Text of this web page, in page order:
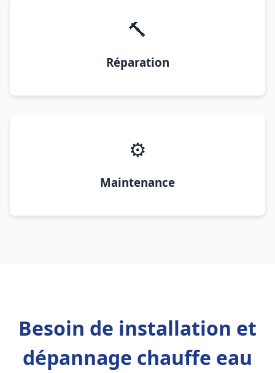
🔨
Réparation
⚙️
Maintenance
Besoin de installation et
dépannage chauffe eau